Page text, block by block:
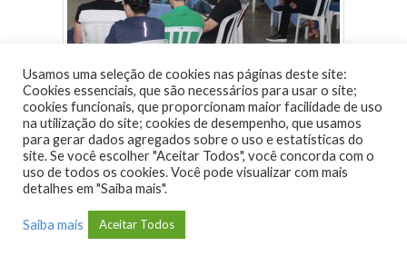
Usamos uma seleção de cookies nas páginas deste site:
Cookies essenciais, que são necessários para usar o site;
cookies funcionais, que proporcionam maior facilidade de uso
na utilização do site; cookies de desempenho, que usamos
para gerar dados agregados sobre o uso e estatísticas do
site. Se você escolher "Aceitar Todos", você concorda com o
uso de todos os cookies. Você pode visualizar com mais
detalhes em "Saiba mais".
Saiba mais Aceitar Todos